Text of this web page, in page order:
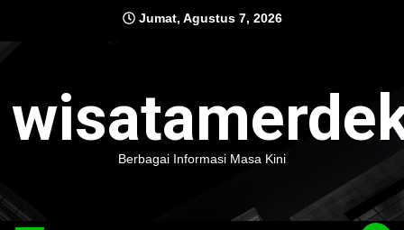
content
Jumat, Agustus 7, 2026
Berbagai Informasi Masa Kini